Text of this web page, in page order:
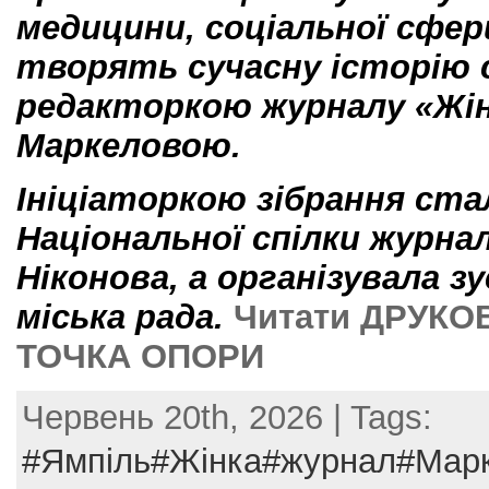
медицини, соціальної
творять сучасну історію
редакторкою журналу
Маркеловою.
Ініціаторкою зібрання
Національної спілки
Ніконова, а організувала
міська рада. Читати
ТОЧКА ОПОРИ
Червень 20th, 2026 | Tags: